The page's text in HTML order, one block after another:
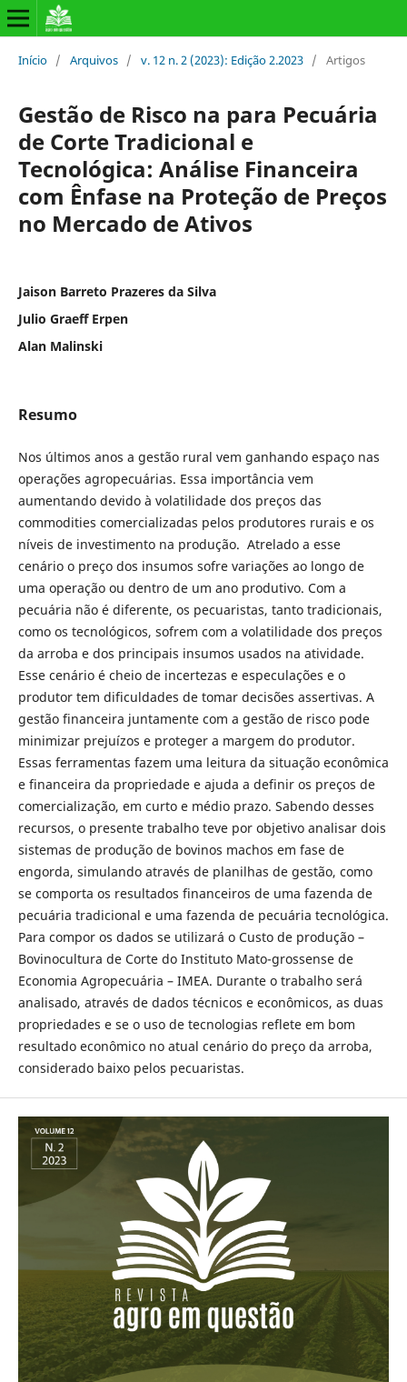
Início / Arquivos / v. 12 n. 2 (2023): Edição 2.2023 / Artigos
Gestão de Risco na para Pecuária
de Corte Tradicional e
Tecnológica: Análise Financeira
com Ênfase na Proteção de Preços
no Mercado de Ativos
Jaison Barreto Prazeres da Silva
Julio Graeff Erpen
Alan Malinski
Resumo
Nos últimos anos a gestão rural vem ganhando espaço nas
operações agropecuárias. Essa importância vem
aumentando devido à volatilidade dos preços das
commodities comercializadas pelos produtores rurais e os
níveis de investimento na produção. Atrelado a esse
cenário o preço dos insumos sofre variações ao longo de
uma operação ou dentro de um ano produtivo. Com a
pecuária não é diferente, os pecuaristas, tanto tradicionais,
como os tecnológicos, sofrem com a volatilidade dos preços
da arroba e dos principais insumos usados na atividade.
Esse cenário é cheio de incertezas e especulações e o
produtor tem dificuldades de tomar decisões assertivas. A
gestão financeira juntamente com a gestão de risco pode
minimizar prejuízos e proteger a margem do produtor.
Essas ferramentas fazem uma leitura da situação econômica
e financeira da propriedade e ajuda a definir os preços de
comercialização, em curto e médio prazo. Sabendo desses
recursos, o presente trabalho teve por objetivo analisar dois
sistemas de produção de bovinos machos em fase de
engorda, simulando através de planilhas de gestão, como
se comporta os resultados financeiros de uma fazenda de
pecuária tradicional e uma fazenda de pecuária tecnológica.
Para compor os dados se utilizará o Custo de produção –
Bovinocultura de Corte do Instituto Mato-grossense de
Economia Agropecuária – IMEA. Durante o trabalho será
analisado, através de dados técnicos e econômicos, as duas
propriedades e se o uso de tecnologias reflete em bom
resultado econômico no atual cenário do preço da arroba,
considerado baixo pelos pecuaristas.